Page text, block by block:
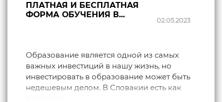
ПЛАТНАЯ И БЕСПЛАТНАЯ
ФОРМА ОБУЧЕНИЯ В...
02.05.2023
Образование является одной из самых
важных инвестиций в нашу жизнь, но
инвестировать в образование может быть
недешевым делом. В Словакии есть как